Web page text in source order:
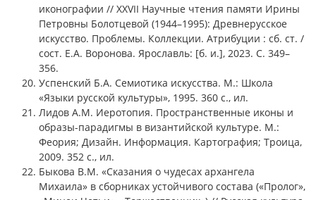
иконографии // XXVII Научные чтения памяти Ирины
Петровны Болотцевой (1944–1995): Древнерусское
искусство. Проблемы. Коллекции. Атрибуции : сб. ст. /
сост. Е.А. Воронова. Ярославль: [б. и.], 2023. С. 349–
356.
Успенский Б.А. Семиотика искусства. М.: Школа
«Языки русской культуры», 1995. 360 с., ил.
Лидов А.М. Иеротопия. Пространственные иконы и
образы-парадигмы в византийской культуре. М.:
Феория; Дизайн. Информация. Картография; Троица,
2009. 352 с., ил.
Быкова В.М. «Сказания о чудесах архангела
Михаила» в сборниках устойчивого состава («Пролог»,